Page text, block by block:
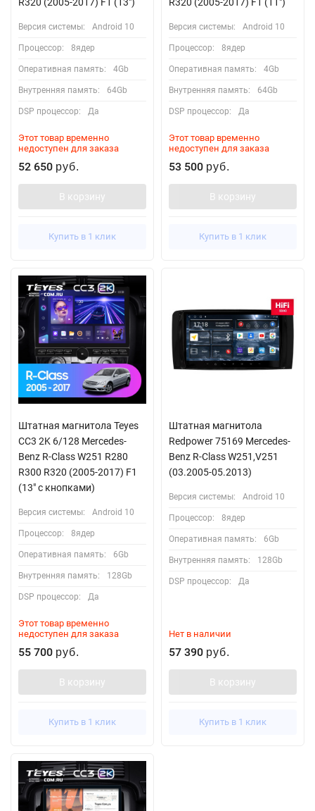
Версия системы: Android 10
Процессор: 8ядер
Оперативная память: 4Gb
Внутренняя память: 64Gb
DSP процессор: Да
Этот товар временно
недоступен для заказа
52 650 руб.
В корзину
Купить в 1 клик
Версия системы: Android 10
Процессор: 8ядер
Оперативная память: 4Gb
Внутренняя память: 64Gb
DSP процессор: Да
Этот товар временно
недоступен для заказа
53 500 руб.
В корзину
Купить в 1 клик
Штатная магнитола Teyes
CC3 2K 6/128 Mercedes-
Benz R-Class W251 R280
R300 R320 (2005-2017) F1
(13" с кнопками)
Версия системы: Android 10
Процессор: 8ядер
Оперативная память: 6Gb
Внутренняя память: 128Gb
DSP процессор: Да
Этот товар временно
недоступен для заказа
55 700 руб.
В корзину
Купить в 1 клик
Штатная магнитола
Redpower 75169 Mercedes-
Benz R-Class W251,V251
(03.2005-05.2013)
Версия системы: Android 10
Процессор: 8ядер
Оперативная память: 6Gb
Внутренняя память: 128Gb
DSP процессор: Да
Нет в наличии
57 390 руб.
В корзину
Купить в 1 клик